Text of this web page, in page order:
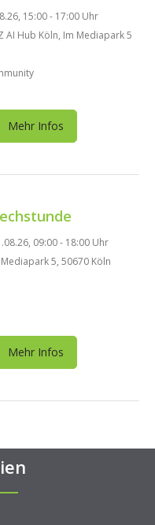
15:00 - 17:00 Uhr
AI Hub Köln, Im Mediapark 5
Mehr Infos
09:00 - 18:00 Uhr
5, 50670 Köln
Mehr Infos